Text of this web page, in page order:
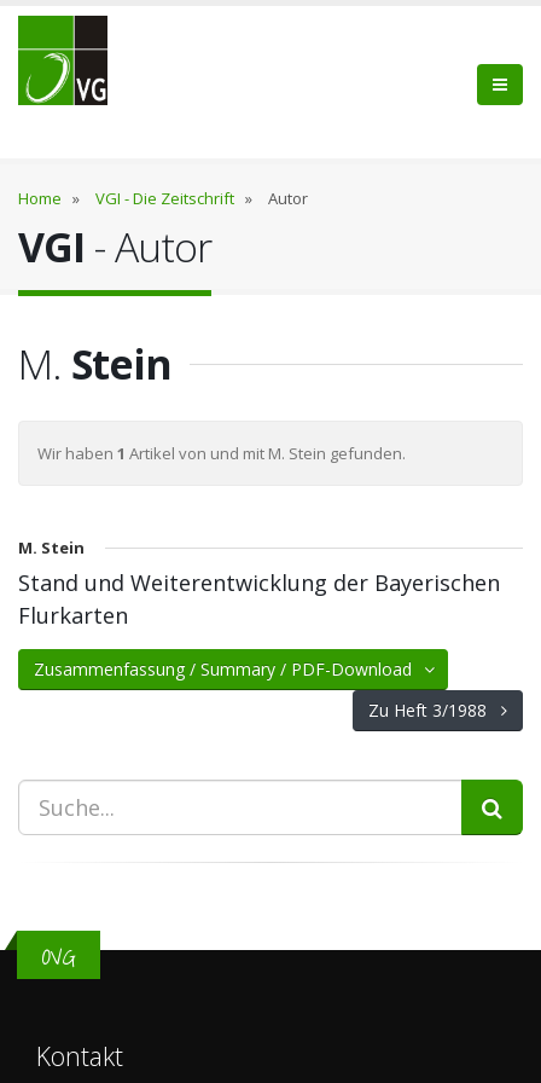
Home » VGI - Die Zeitschrift » Autor
VGI - Autor
M. Stein
Wir haben 1 Artikel von und mit M. Stein gefunden.
M. Stein
Stand und Weiterentwicklung der Bayerischen
Flurkarten
Zusammenfassung / Summary / PDF-Download
Zu Heft 3/1988
OVG
Kontakt